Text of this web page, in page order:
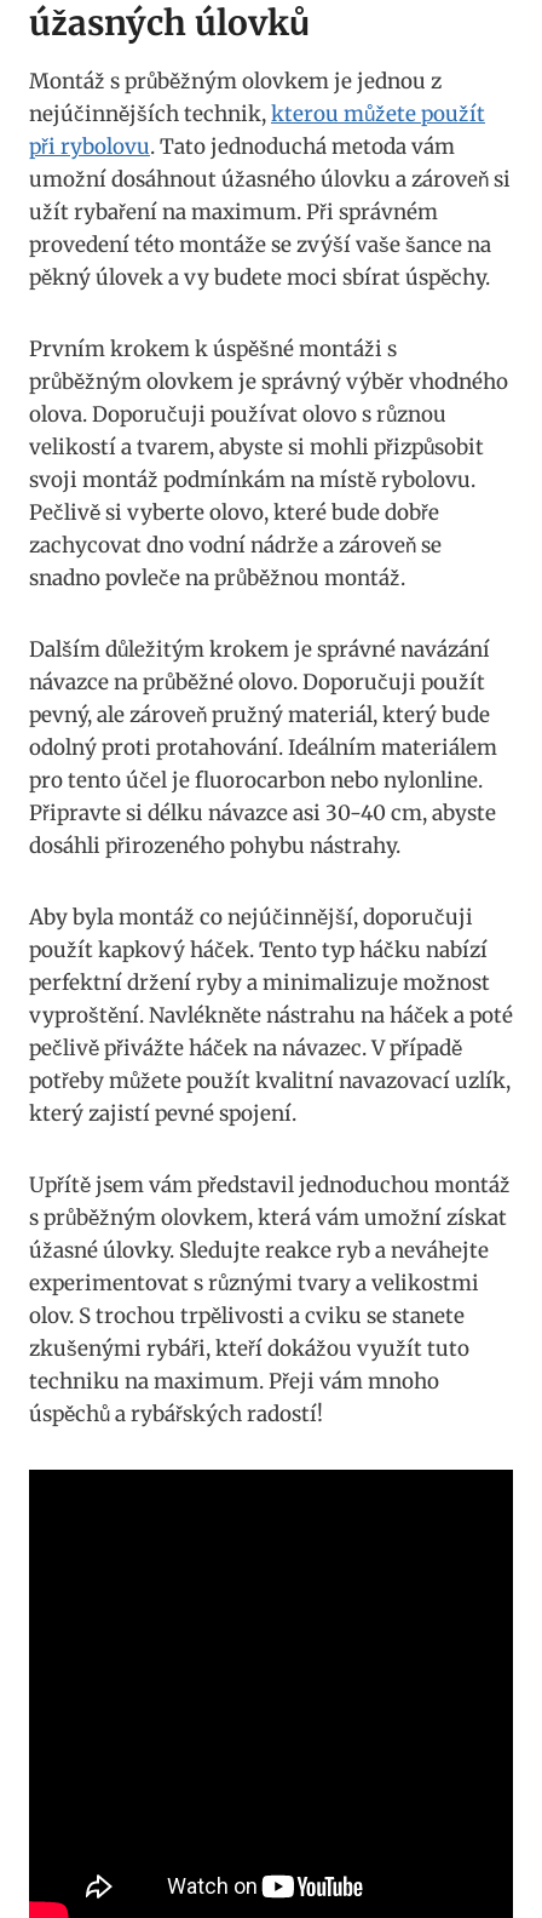
úžasných úlovků
Montáž s průběžným‍ olovkem je jednou z
nejúčinnějších ⁤technik,‌kterou můžete použít‍
při rybolovu. Tato jednoduchá metoda vám
umožní dosáhnout úžasného úlovku a ⁤zároveň ⁣si
‍užít rybaření na maximum. ‌Při správném
provedení ⁢této⁢ montáže se zvýší‍ vaše ⁢šance‍ na
pěkný úlovek​ a vy budete‌ moci sbírat úspěchy.
Prvním krokem k úspěšné montáži s
průběžným olovkem je ​správný výběr vhodného
olova. Doporučuji používat olovo s různou
velikostí⁤ a tvarem, abyste si mohli přizpůsobit
svoji montáž podmínkám‌ na ‍místě rybolovu.
Pečlivě si vyberte ⁣olovo, které bude dobře
zachycovat​ dno vodní nádrže a zároveň se
snadno povleče na průběžnou⁢ montáž.
Dalším důležitým krokem​ je správné ‍navázání
návazce na průběžné olovo.‍ Doporučuji použít
pevný, ale zároveň pružný‍ materiál, který bude⁣
odolný ⁣proti protahování. Ideálním materiálem ​
pro ‌tento účel je fluorocarbon ‍nebo nylonline.
Připravte si délku návazce asi 30-40 cm, abyste
dosáhli přirozeného pohybu‌ nástrahy.
Aby byla montáž‌ co nejúčinnější, doporučuji ​
použít⁢ kapkový háček. Tento​ typ háčku nabízí
⁣perfektní držení ryby a minimalizuje⁣ možnost
⁤vyproštění. Navlékněte nástrahu na háček a poté
pečlivě přivážte háček ‌na návazec. V případě ​
potřeby můžete použít kvalitní navazovací‍ uzlík,
který zajistí⁢ pevné spojení.
Upřítě jsem vám‌ představil ​jednoduchou montáž
s průběžným olovkem, která‌ vám umožní získat
úžasné ‍úlovky. Sledujte reakce ryb a ⁣neváhejte
‍experimentovat s​ různými tvary a velikostmi
olov. S trochou trpělivosti a cviku ‍se‌ stanete
zkušenými ‌rybáři, kteří dokážou využít tuto
‍techniku ​na maximum. Přeji vám ⁢mnoho
úspěchů a rybářských radostí!